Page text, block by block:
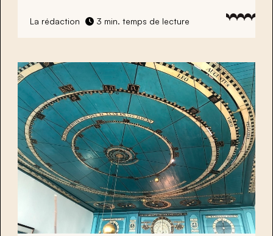
La rédaction 3 min. temps de lecture